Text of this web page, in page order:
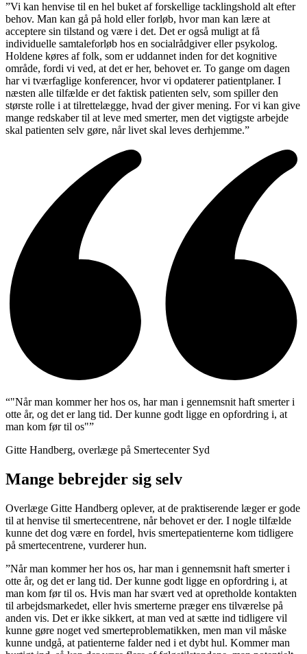
”Vi kan henvise til en hel buket af forskellige tacklingshold alt efter
behov. Man kan gå på hold eller forløb, hvor man kan lære at
acceptere sin tilstand og være i det. Det er også muligt at få
individuelle samtaleforløb hos en socialrådgiver eller psykolog.
Holdene køres af folk, som er uddannet inden for det kognitive
område, fordi vi ved, at det er her, behovet er. To gange om dagen
har vi tværfaglige konferencer, hvor vi opdaterer patientplaner. I
næsten alle tilfælde er det faktisk patienten selv, som spiller den
største rolle i at tilrettelægge, hvad der giver mening. For vi kan give
mange redskaber til at leve med smerter, men det vigtigste arbejde
skal patienten selv gøre, når livet skal leves derhjemme.”
“"Når man kommer her hos os, har man i gennemsnit haft smerter i
otte år, og det er lang tid. Der kunne godt ligge en opfordring i, at
man kom før til os"”
Gitte Handberg, overlæge på Smertecenter Syd
Mange bebrejder sig selv
Overlæge Gitte Handberg oplever, at de praktiserende læger er gode
til at henvise til smertecentrene, når behovet er der. I nogle tilfælde
kunne det dog være en fordel, hvis smertepatienterne kom tidligere
på smertecentrene, vurderer hun.
”Når man kommer her hos os, har man i gennemsnit haft smerter i
otte år, og det er lang tid. Der kunne godt ligge en opfordring i, at
man kom før til os. Hvis man har svært ved at opretholde kontakten
til arbejdsmarkedet, eller hvis smerterne præger ens tilværelse på
anden vis. Det er ikke sikkert, at man ved at sætte ind tidligere vil
kunne gøre noget ved smerteproblematikken, men man vil måske
kunne undgå, at patienterne falder ned i et dybt hul. Kommer man